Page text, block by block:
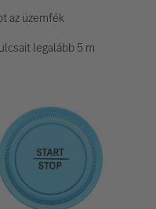
az üzemfék
legalább 5 m